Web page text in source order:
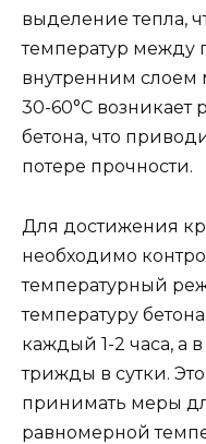
выделение тепла,
температур между
внутренним слоем
30-60°С возникает
бетона, что
потере прочности.
Для достижения
необходимо
температурный
температуру
каждый 1-2 часа,
трижды в сутки.
принимать меры
равномерной